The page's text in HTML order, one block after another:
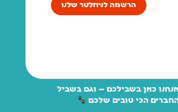
הרשמה לניוזלטר שלנו
אנחנו כאן בשבילכם — וגם בשביל
הכי טובים שלכם